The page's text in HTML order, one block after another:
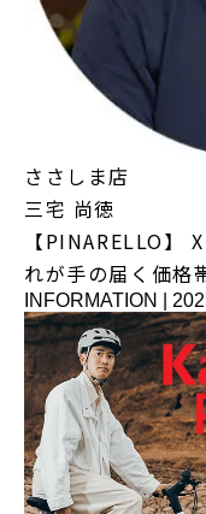
ささしま店
三宅 尚徳
【PINARELLO】
れが手の届く価格
INFORMATION